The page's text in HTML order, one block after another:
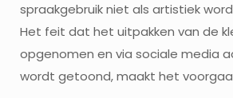
spraakgebruik niet als artistiek
Het feit dat het uitpakken van de
opgenomen en via sociale media
wordt getoond, maakt het